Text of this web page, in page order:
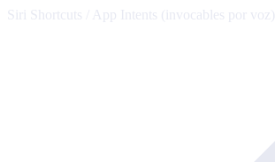
Siri Shortcuts / App Intents (invocables por voz)